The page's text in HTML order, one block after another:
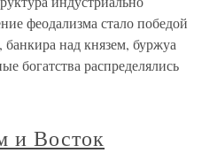
феодализма стало победой
над князем, буржуа
богатства распределялись
и Восток